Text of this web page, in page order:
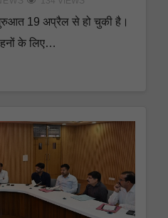
शुरुआत 19 अप्रैल से हो चुकी है।
के लिए…